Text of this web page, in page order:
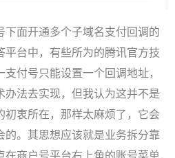
下面开通多个子域名支付回调的
平台中，有些所为的腾讯官方技
付号只能设置一个回调地址，
办法去实现，但我认为这并不是
初衷所在，那样太麻烦了，它会
的。其思想应该就是业务拆分靠
在商户号平台右上角的账号菜单